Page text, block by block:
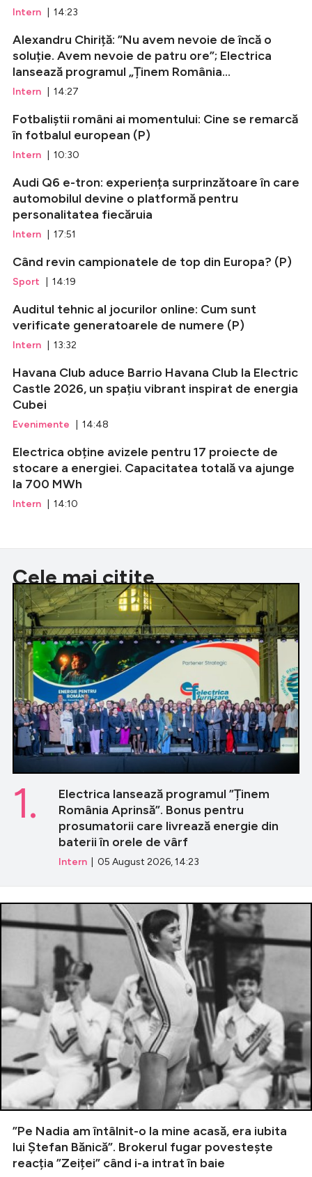
Intern | 14:23
Alexandru Chiriță: ”Nu avem nevoie de încă o
soluție. Avem nevoie de patru ore”; Electrica
lansează programul „Ținem România...
Intern | 14:27
Fotbaliștii români ai momentului: Cine se remarcă
în fotbalul european (P)
Intern | 10:30
Audi Q6 e-tron: experiența surprinzătoare în care
automobilul devine o platformă pentru
personalitatea fiecăruia
Intern | 17:51
Când revin campionatele de top din Europa? (P)
Sport | 14:19
Auditul tehnic al jocurilor online: Cum sunt
verificate generatoarele de numere (P)
Intern | 13:32
Havana Club aduce Barrio Havana Club la Electric
Castle 2026, un spațiu vibrant inspirat de energia
Cubei
Evenimente | 14:48
Electrica obține avizele pentru 17 proiecte de
stocare a energiei. Capacitatea totală va ajunge
la 700 MWh
Intern | 14:10
Cele mai citite
Electrica lansează programul ”Ținem
România Aprinsă”. Bonus pentru
prosumatorii care livrează energie din
baterii în orele de vârf
Intern | 05 August 2026, 14:23
1.
”Pe Nadia am întâlnit-o la mine acasă, era iubita
lui Ștefan Bănică”. Brokerul fugar povestește
reacția ”Zeiței” când i-a intrat în baie